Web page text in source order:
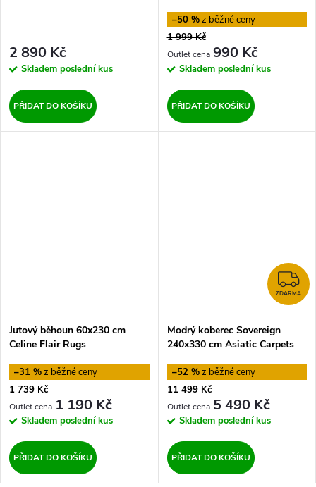
2 890 Kč
Skladem poslední kus
PŘIDAT DO KOŠÍKU
–50 %
1 999 Kč
990 Kč
Skladem poslední kus
PŘIDAT DO KOŠÍKU
Jutový běhoun 60x230 cm
Celine Flair Rugs
–31 %
1 739 Kč
1 190 Kč
Skladem poslední kus
PŘIDAT DO KOŠÍKU
ZDARMA
Modrý koberec Sovereign
240x330 cm Asiatic Carpets
–52 %
11 499 Kč
5 490 Kč
Skladem poslední kus
PŘIDAT DO KOŠÍKU